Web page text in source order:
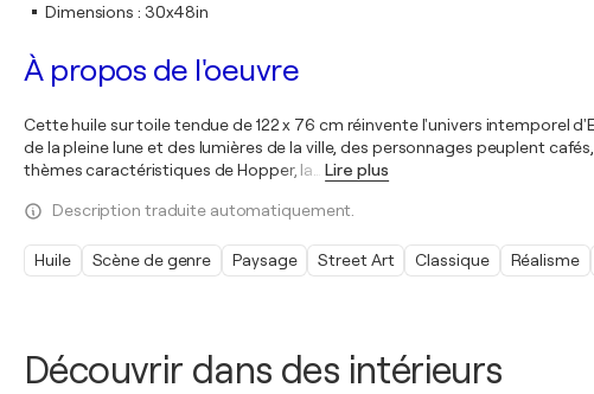
Découvrir dans des intérieurs
Dimensions : 30x48in
À propos de l'oeuvre
Cette huile sur toile tendue de 122 x 76 cm réinvente l'univers intemporel
de la pleine lune et des lumières de la ville, des personnages peuplent
thèmes caractéristiques de Hopper, la
Lire plus
Description traduite automatiquement.
Huile Scène de genre Paysage Street Art Classique Réalisme